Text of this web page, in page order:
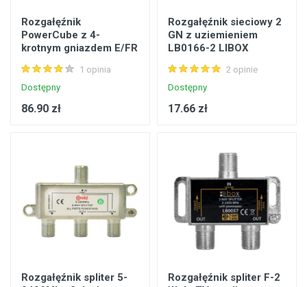
Rozgałęźnik
PowerCube z 4-
krotnym gniazdem E/FR
ORNO
1 opinia
Dostępny
86.90 zł
Rozgałęźnik sieciowy 2
GN z uziemieniem
LB0166-2 LIBOX
2 opinie
Dostępny
17.66 zł
Rozgałęźnik spliter 5-
Rozgałęźnik spliter F-2